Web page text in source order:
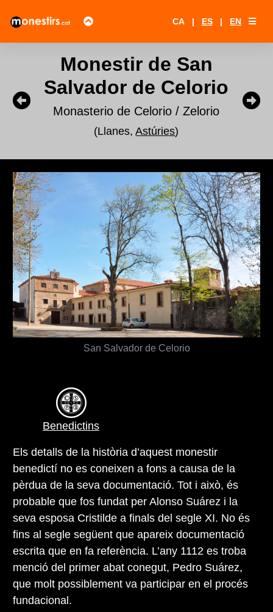
CA | ES | EN
Monestir de San
Salvador de Celorio
Monasterio de Celorio / Zelorio
(Llanes,Astúries)
San Salvador de Celorio
Benedictins
Els detalls de la història d’aquest monestir
benedictí no es coneixen a fons a causa de la
pèrdua de la seva documentació. Tot i això, és
probable que fos fundat per Alonso Suárez i la
seva esposa Cristilde a finals del segle XI. No és
fins al segle següent que apareix documentació
escrita que en fa referència. L’any 1112 es troba
menció del primer abat conegut, Pedro Suárez,
que molt possiblement va participar en el procés
fundacional.